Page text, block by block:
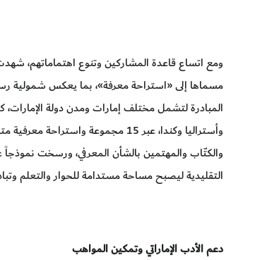
مسماها إلى «استراحة معرفة»، بما يعكس شمولية
المبادرة لتشمل مختلف إمارات ومدن دولة
وأستراليا وكندا، عبر 15 مجموعة
والكتّاب والمهتمين بالشأن المعرفي، ورسخت نموذجاً
التقليدية ليصبح مساحة مستدامة للحوار والتعلم
دعم الأدب الإماراتي وتمكين المواهب